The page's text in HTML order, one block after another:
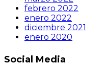
febrero 2022
enero 2022
diciembre 2021
enero 2020
Social Media